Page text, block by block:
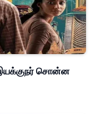
இயக்குநர் சொன்ன